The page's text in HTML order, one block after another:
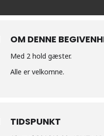
OM DENNE
Med 2 hold gæster.
Alle er velkomne.
TIDSPUNKT